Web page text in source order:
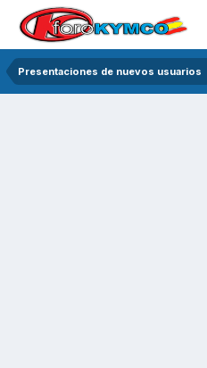
Presentaciones de nuevos usuarios